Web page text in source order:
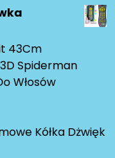
43Cm
Spiderman
Włosów
Kółka Dżwięk